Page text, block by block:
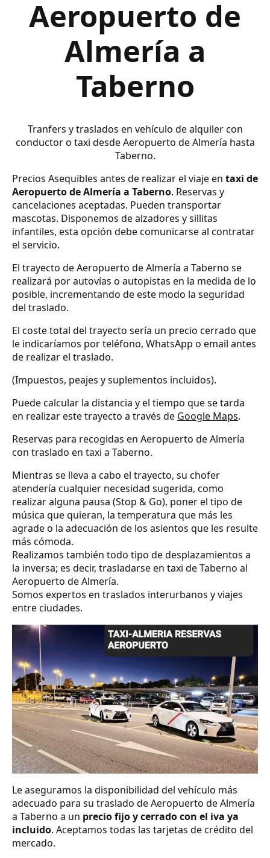
Aeropuerto de
Almería a
Taberno
Tranfers y traslados en vehículo de alquiler con
conductor o taxi desde Aeropuerto de Almería hasta
Taberno.
Precios Asequibles antes de realizar el viaje en taxi de
Aeropuerto de Almería a Taberno. Reservas y
cancelaciones aceptadas. Pueden transportar
mascotas. Disponemos de alzadores y sillitas
infantiles, esta opción debe comunicarse al contratar
el servicio.
El trayecto de Aeropuerto de Almería a Taberno se
realizará por autovías o autopistas en la medida de lo
posible, incrementando de este modo la seguridad
del traslado.
El coste total del trayecto sería un precio cerrado que
le indicaríamos por teléfono, WhatsApp o email antes
de realizar el traslado.
(Impuestos, peajes y suplementos incluidos).
Puede calcular la distancia y el tiempo que se tarda
en realizar este trayecto a través de Google Maps.
Reservas para recogidas en Aeropuerto de Almería
con traslado en taxi a Taberno.
Mientras se lleva a cabo el trayecto, su chofer
atendería cualquier necesidad sugerida, como
realizar alguna pausa (Stop & Go), poner el tipo de
música que quieran, la temperatura que más les
agrade o la adecuación de los asientos que les resulte
más cómoda.
Realizamos también todo tipo de desplazamientos a
la inversa; es decir, trasladarse en taxi de Taberno al
Aeropuerto de Almería.
Somos expertos en traslados interurbanos y viajes
entre ciudades.
Le aseguramos la disponibilidad del vehículo más
adecuado para su traslado de Aeropuerto de Almería
a Taberno a un precio fijo y cerrado con el iva ya
incluido. Aceptamos todas las tarjetas de crédito del
mercado.